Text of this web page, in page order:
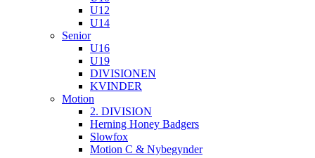
U12
U14
Senior
U16
U19
DIVISIONEN
KVINDER
Motion
2. DIVISION
Herning Honey Badgers
Slowfox
Motion C & Nybegynder